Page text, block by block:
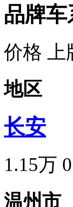
品牌车
价格
地区
长安
1.15万
温州市